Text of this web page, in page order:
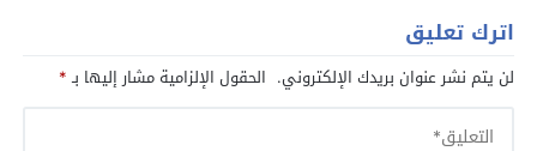
اترك تعليق
لن يتم نشر عنوان بريدك الإلكتروني. الحقول الإلزامية مشار إليها بـ*